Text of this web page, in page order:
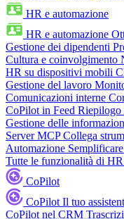
HR e automazione
HR e automazione
Gestione dei dipendenti
Cultura e coinvolgimento
HR su dispositivi mobili
Gestione del lavoro
Comunicazioni interne
CoPilot in Feed Riepilogo
Gestione delle
Server MCP Collega
Automazione
Tutte le funzionalità di
CoPilot
CoPilot Il tuo
CoPilot nel CRM